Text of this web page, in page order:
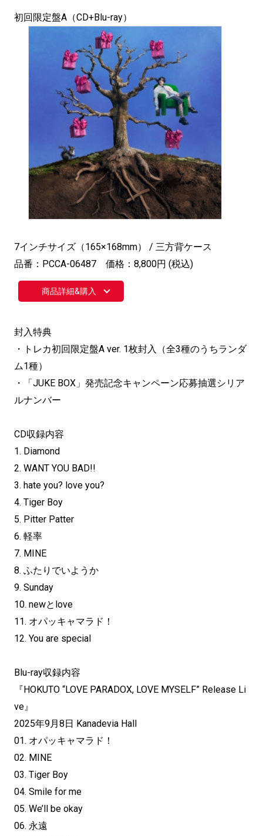
初回限定盤A（CD+Blu-ray）
7インチサイズ（165×168mm） / 三方背ケース
品番：PCCA-06487 価格：8,800円 (税込)
商品詳細&購入
封入特典
・トレカ初回限定盤A ver. 1枚封入（全3種のうちランダ
ム1種）
・「JUKE BOX」発売記念キャンペーン応募抽選シリア
ルナンバー
CD収録内容
1. Diamond
2. WANT YOU BAD!!
3. hate you? love you?
4. Tiger Boy
5. Pitter Patter
6. 軽率
7. MINE
8. ふたりでいようか
9. Sunday
10. newとlove
11. オパッキャマラド！
12. You are special
Blu-ray収録内容
『HOKUTO “LOVE PARADOX, LOVE MYSELF” Release Li
ve』
2025年9月8日 Kanadevia Hall
01. オパッキャマラド！
02. MINE
03. Tiger Boy
04. Smile for me
05. We’ll be okay
06. 永遠